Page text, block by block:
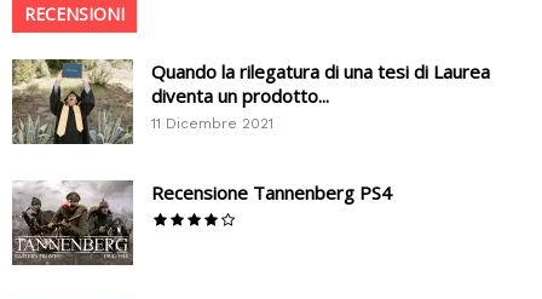
RECENSIONI
Quando la rilegatura di una tesi di Laurea
diventa un prodotto...
11 Dicembre 2021
Recensione Tannenberg PS4